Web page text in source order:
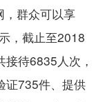
，群众可以享
，截止至2018
待6835人次，
证735件、提供